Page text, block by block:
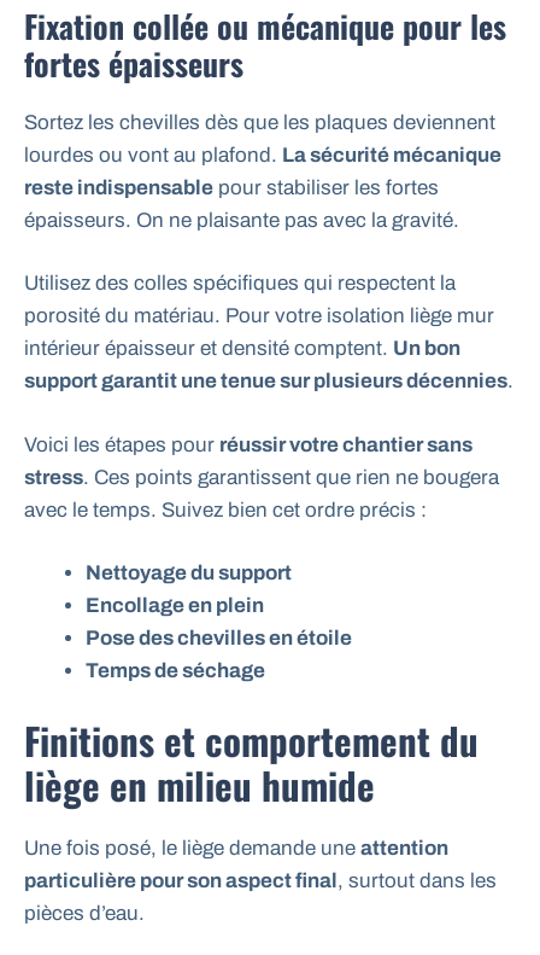
Fixation collée ou mécanique pour les
fortes épaisseurs
Sortez les chevilles dès que les plaques deviennent
lourdes ou vont au plafond. La sécurité mécanique
reste indispensable pour stabiliser les fortes
épaisseurs. On ne plaisante pas avec la gravité.
Utilisez des colles spécifiques qui respectent la
porosité du matériau. Pour votre isolation liège mur
intérieur épaisseur et densité comptent. Un bon
support garantit une tenue sur plusieurs décennies.
Voici les étapes pour réussir votre chantier sans
stress. Ces points garantissent que rien ne bougera
avec le temps. Suivez bien cet ordre précis :
Nettoyage du support
Encollage en plein
Pose des chevilles en étoile
Temps de séchage
Finitions et comportement du
liège en milieu humide
Une fois posé, le liège demande une attention
particulière pour son aspect final, surtout dans les
pièces d’eau.